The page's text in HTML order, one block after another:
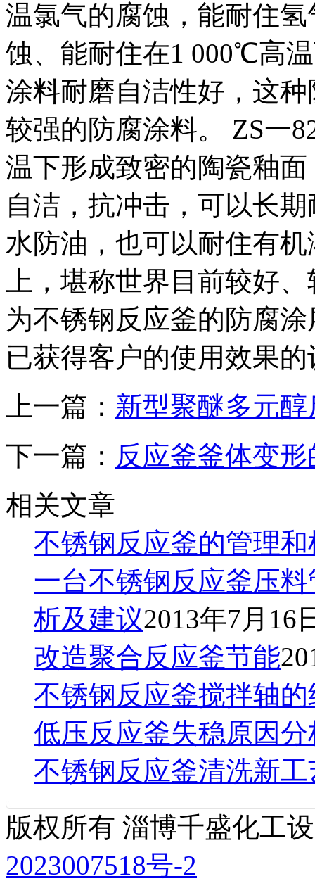
温氯气的腐蚀，能耐住
蚀、能耐住在1 000℃高
涂料耐磨自洁性好，这
较强的防腐涂料。 ZS一
温下形成致密的陶瓷釉
自洁，抗冲击，可以长
水防油，也可以耐住有
上，堪称世界目前较好
为不锈钢反应釜的防腐
已获得客户的使用效果
上一篇： 新型聚醚多元
下一篇： 反应釜釜体变
相关文章
不锈钢反应釜的管理和
一台不锈钢反应釜压
析及建议2013年7月16
改造聚合反应釜节能
不锈钢反应釜搅拌轴
低压反应釜失稳原因
不锈钢反应釜清洗新
版权所有 淄博千盛化工
2023007518号-2